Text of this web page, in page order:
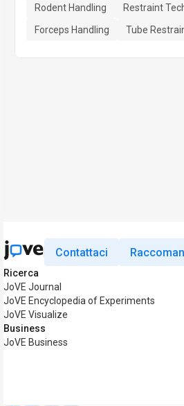
Rodent Handling Restraint
Forceps Handling
Tube
Contattaci
Ricerca
JoVE Journal
JoVE Encyclopedia of Experiments
JoVE Visualize
Business
JoVE Business